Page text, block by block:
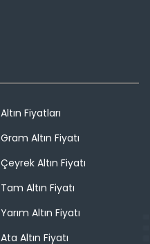
Altın Fiyatları
Gram Altın Fiyatı
Çeyrek Altın Fiyatı
Tam Altın Fiyatı
Yarım Altın Fiyatı
Ata Altın Fiyatı